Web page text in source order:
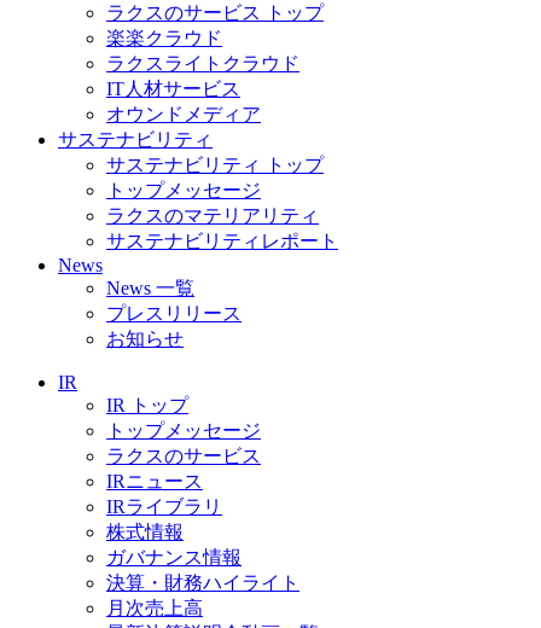
ラクスのサービス トップ
楽楽クラウド
ラクスライトクラウド
IT人材サービス
オウンドメディア
サステナビリティ
サステナビリティ トップ
トップメッセージ
ラクスのマテリアリティ
サステナビリティレポート
News
News 一覧
プレスリリース
お知らせ
IR
IR トップ
トップメッセージ
ラクスのサービス
IRニュース
IRライブラリ
株式情報
ガバナンス情報
決算・財務ハイライト
月次売上高